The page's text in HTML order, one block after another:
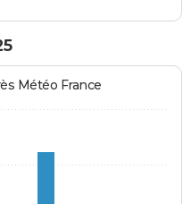
Météo France